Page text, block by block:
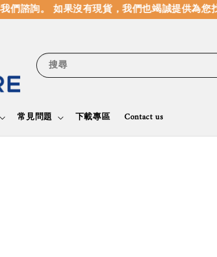
諮詢。 如果沒有現貨，我們也竭誠提供為您
搜尋
常見問題 下載專區 Contact us